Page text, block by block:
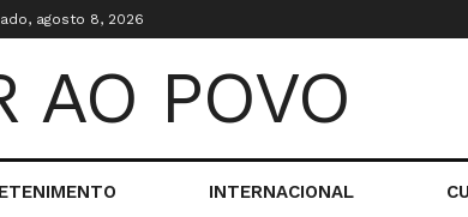
agosto 8, 2026
INTERNACIONAL